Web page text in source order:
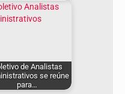
de Analistas
se reúne
para…